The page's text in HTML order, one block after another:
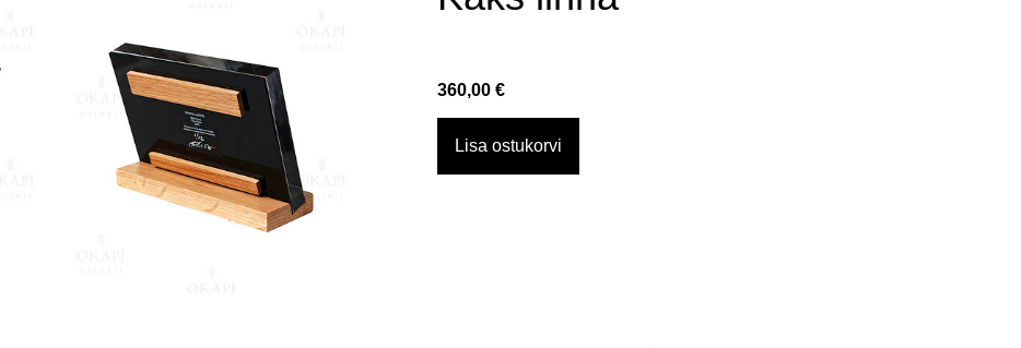
360,00 €
Lisa ostukorvi